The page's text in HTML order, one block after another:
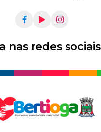
nas redes sociais